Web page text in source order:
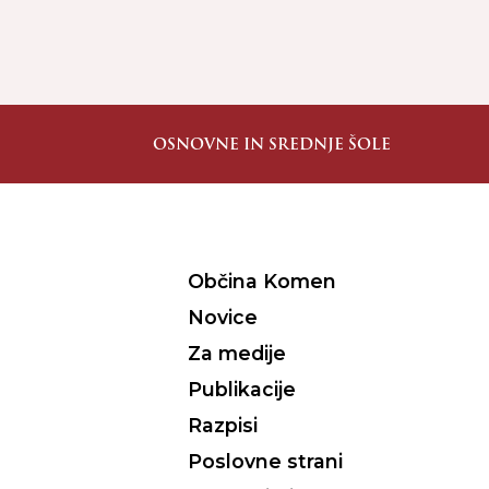
OSNOVNE IN SREDNJE ŠOLE
Občina Komen
Novice
Za medije
Publikacije
Razpisi
Poslovne strani